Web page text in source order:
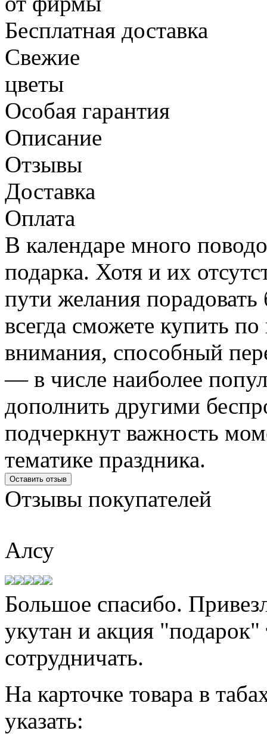
Бесплатная доставка
Свежие
цветы
Особая гарантия
Описание
Отзывы
Доставка
Оплата
В календаре много
подарка. Хотя и их
пути желания
всегда сможете купить
внимания, способный
— в числе наиболее
дополнить другими
подчеркнут важность
тематике праздника.
Оставить отзыв
Отзывы покупателей
Алсу
Большое спасибо.
укутан и акция
сотрудничать.
На карточке товара в
указать: